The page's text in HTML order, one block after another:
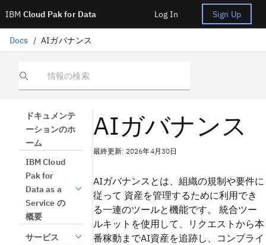
IBM Cloud Pak for Data Log In Sign Up
Docs / AIガバナンス
情報の検索
ドキュメンテ
ーションのホ
ーム
IBM Cloud
Pak for
Data as a
Service の
概要
サービス
AIガバナンス
最終更新: 2026年4月30日
AIガバナンスとは、組織の規制や要件に
従って 資産を管理するために利用でき
る一連のツールと機能です。 統合ツー
ルキットを使用して、リクエストから本
番稼動までAI資産を追跡し、コンプライ